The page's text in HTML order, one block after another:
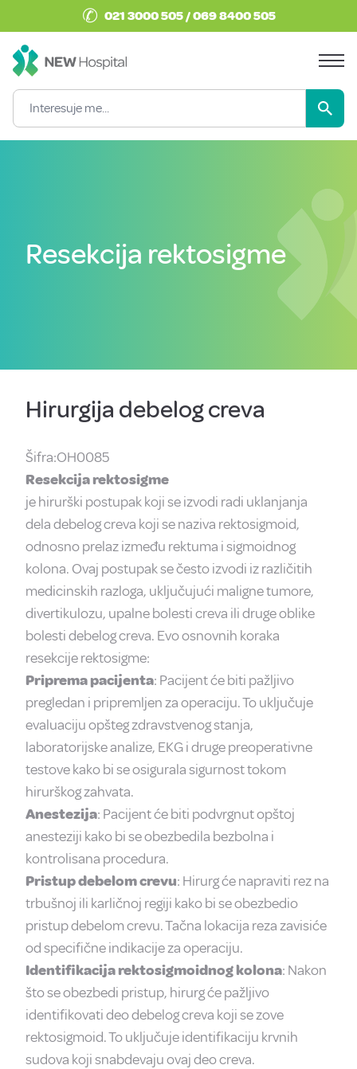
✆ 021 3000 505 / 069 8400 505
Resekcija rektosigme
Hirurgija debelog creva
Šifra:OH0085
Resekcija rektosigme
je hirurški postupak koji se izvodi radi uklanjanja
dela debelog creva koji se naziva rektosigmoid,
odnosno prelaz između rektuma i sigmoidnog
kolona. Ovaj postupak se često izvodi iz različitih
medicinskih razloga, uključujući maligne tumore,
divertikulozu, upalne bolesti creva ili druge oblike
bolesti debelog creva. Evo osnovnih koraka
resekcije rektosigme:
Priprema pacijenta: Pacijent će biti pažljivo
pregledan i pripremljen za operaciju. To uključuje
evaluaciju opšteg zdravstvenog stanja,
laboratorijske analize, EKG i druge preoperativne
testove kako bi se osigurala sigurnost tokom
hirurškog zahvata.
Anestezija: Pacijent će biti podvrgnut opštoj
anesteziji kako bi se obezbedila bezbolna i
kontrolisana procedura.
Pristup debelom crevu: Hirurg će napraviti rez na
trbušnoj ili karličnoj regiji kako bi se obezbedio
pristup debelom crevu. Tačna lokacija reza zavisiće
od specifične indikacije za operaciju.
Identifikacija rektosigmoidnog kolona: Nakon
što se obezbedi pristup, hirurg će pažljivo
identifikovati deo debelog creva koji se zove
rektosigmoid. To uključuje identifikaciju krvnih
sudova koji snabdevaju ovaj deo creva.